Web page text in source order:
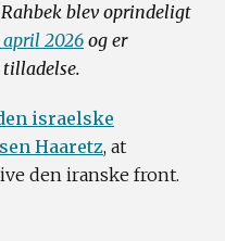
blev oprindeligt
april 2026og er
israelske
Haaretz, at
den iranske front.